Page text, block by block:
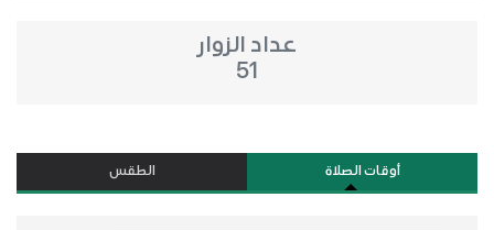
عداد الزوار
51
أوقات الصلاة الطقس